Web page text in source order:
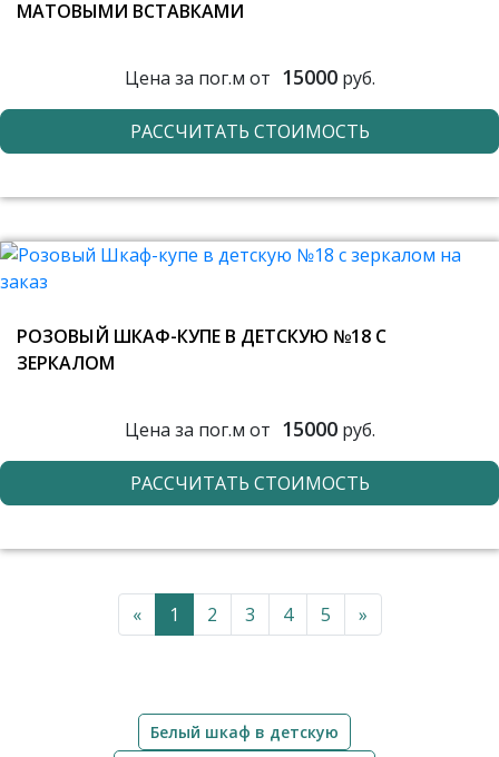
МАТОВЫМИ ВСТАВКАМИ
Цена за пог.м от 15000руб.
РАССЧИТАТЬ СТОИМОСТЬ
РОЗОВЫЙ ШКАФ-КУПЕ В ДЕТСКУЮ №18 С
ЗЕРКАЛОМ
Цена за пог.м от 15000руб.
РАССЧИТАТЬ СТОИМОСТЬ
« 1 2 3 4 5 »
Белый шкаф в детскую